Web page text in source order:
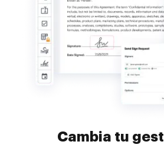
Cambia tu